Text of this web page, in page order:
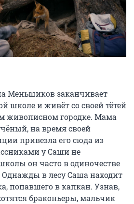
Меньшиков заканчивает
школе и живёт со своей тётей
живописном городке. Мама
на время своей
привезла его сюда из
у Саши не
он часто в одиночестве
Однажды в лесу Саша находит
попавшего в капкан. Узнав,
браконьеры, мальчик